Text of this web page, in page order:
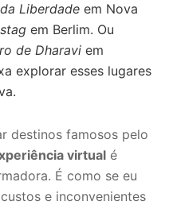
Liberdade em Nova
em Berlim. Ou
de Dharavi em
explorar esses lugares
destinos famosos pelo
virtual é
É como se eu
e inconvenientes